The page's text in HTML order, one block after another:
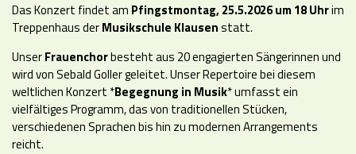
Das Konzert findet am Pfingstmontag, 25.5.2026 um 18 Uhrim
Treppenhaus derMusikschule Klausenstatt.
UnserFrauenchorbesteht aus 20 engagierten Sängerinnen und
wird von Sebald Goller geleitet. Unser Repertoire bei diesem
weltlichen Konzert *Begegnung in Musik* umfasst ein
vielfältiges Programm, das von traditionellen Stücken,
verschiedenen Sprachen bis hin zu modernen Arrangements
reicht.